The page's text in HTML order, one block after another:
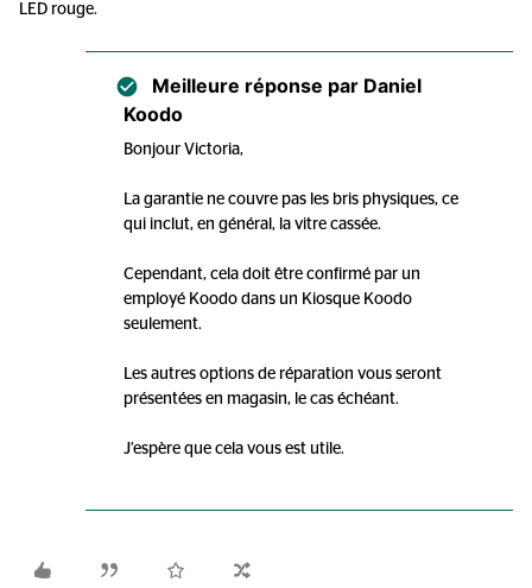
LED rouge.
Meilleure réponse par Daniel
Koodo
Bonjour Victoria,
La garantie ne couvre pas les bris physiques, ce
qui inclut, en général, la vitre cassée.
Cependant, cela doit être confirmé par un
employé Koodo dans un Kiosque Koodo
seulement.
Les autres options de réparation vous seront
présentées en magasin, le cas échéant.
J’espère que cela vous est utile.